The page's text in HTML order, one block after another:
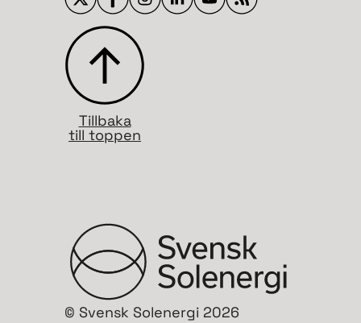
Tillbaka
till toppen
© Svensk Solenergi 2026